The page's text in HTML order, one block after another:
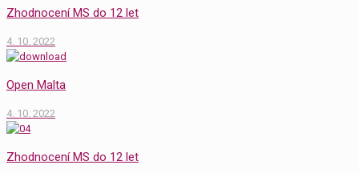
Zhodnocení MS do 12 let
4. 10. 2022
Open Malta
4. 10. 2022
Zhodnocení MS do 12 let